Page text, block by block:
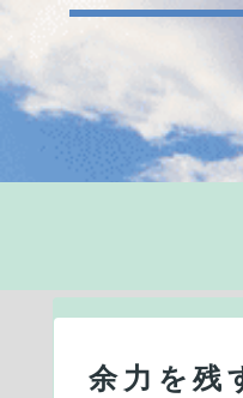
余力を残